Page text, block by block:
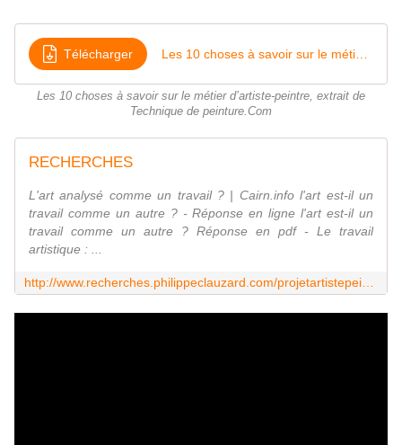
Télécharger
Les 10 choses à savoir sur le métier d’artiste-peintre, extrait de
Technique de peinture.Com
RECHERCHES
L'art analysé comme un travail ? | Cairn.info l'art est-il un
travail comme un autre ? - Réponse en ligne l'art est-il un
travail comme un autre ? Réponse en pdf - Le travail
artistique : ...